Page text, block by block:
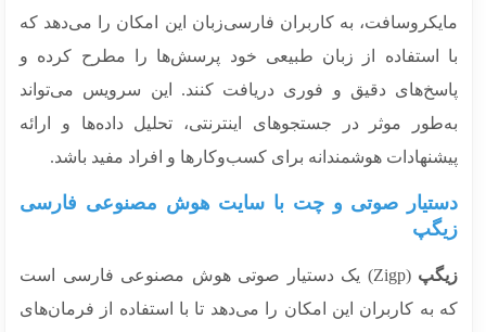
به کاربران فارسی‌زبان این امکان را می‌دهد که
استفاده از زبان طبیعی خود پرسش‌ها را مطرح کرده و
دقیق و فوری دریافت کنند. این سرویس می‌تواند
موثر در جستجوهای اینترنتی، تحلیل داده‌ها و ارائه
هوشمندانه برای کسب‌وکارها و افراد مفید باشد.
صوتی و چت با سایت هوش مصنوعی فارسی
(Zigp) یک دستیار صوتی هوش مصنوعی فارسی است
به کاربران این امکان را می‌دهد تا با استفاده از فرمان‌های